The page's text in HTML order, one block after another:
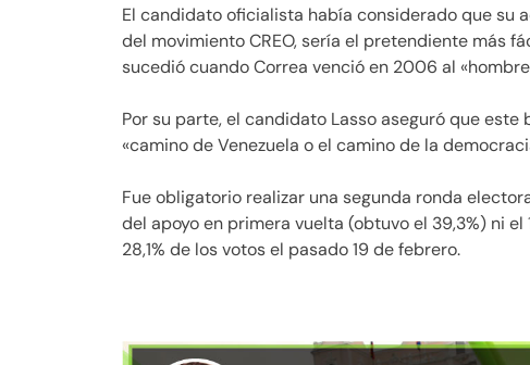
El candidato oficialista había considerado que su
del movimiento CREO, sería el pretendiente más
sucedió cuando Correa venció en 2006 al
Por su parte, el candidato Lasso aseguró que
«camino de Venezuela o el camino de la
Fue obligatorio realizar una segunda ronda
del apoyo en primera vuelta (obtuvo el 39,3%) ni
28,1% de los votos el pasado 19 de febrero.